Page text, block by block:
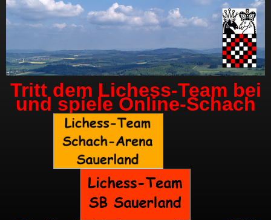
Tritt dem Lichess-Team bei
und spiele Online-Schach